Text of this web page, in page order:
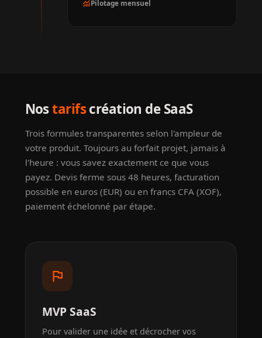
monitoringPilotage mensuel
Nostarifscréation de SaaS
Trois formules transparentes selon l'ampleur de
votre produit. Toujours au forfait projet, jamais à
l'heure : vous savez exactement ce que vous
payez. Devis ferme sous 48 heures, facturation
possible en euros (EUR) ou en francs CFA (XOF),
paiement échelonné par étape.
flag
MVP SaaS
Pour valider une idée et décrocher vos